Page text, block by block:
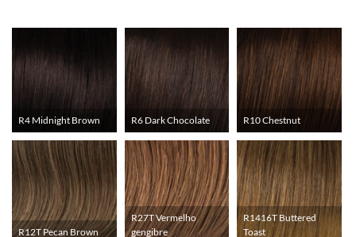
R4 Midnight Brown R6 Dark Chocolate R10 Chestnut
R12T Pecan Brown
R27T Vermelho
gengibre
R1416T Buttered
Toast